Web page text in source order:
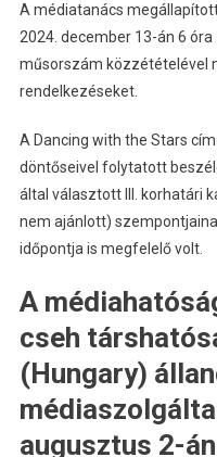
A médiatanács
2024. december 13-án 6
műsorszám közzétételével
rendelkezéseket.
A Dancing with the Stars
döntőseivel folytatott
által választott III. korhatári
nem ajánlott)
időpontja is megfelelő volt.
A
cseh
(Hungary)
augusztus 2-